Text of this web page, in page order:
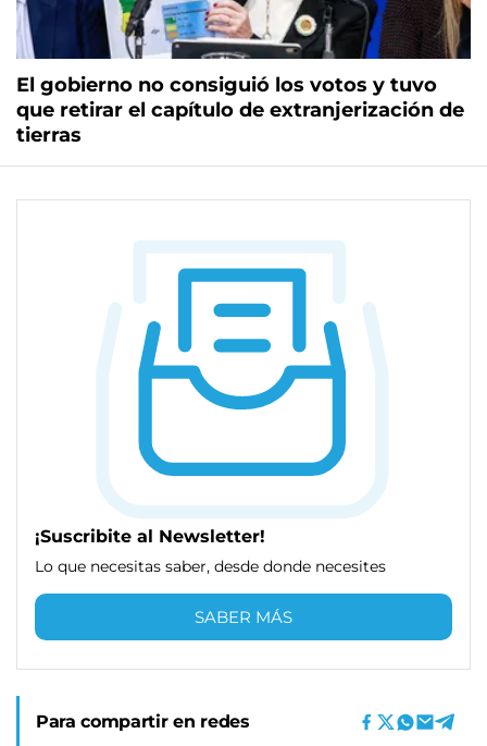
El gobierno no consiguió los votos y tuvo
que retirar el capítulo de extranjerización de
tierras
¡Suscribite al Newsletter!
Lo que necesitas saber, desde donde necesites
SABER MÁS
Para compartir en redes